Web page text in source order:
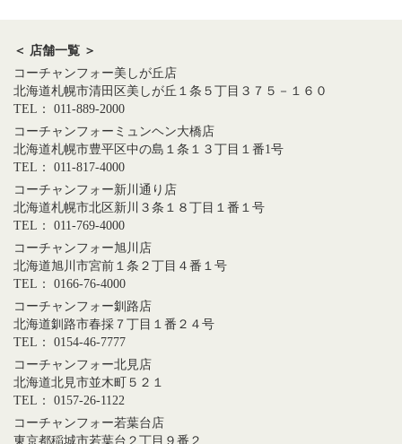
＜ 店舗一覧 ＞
コーチャンフォー美しが丘店
北海道札幌市清田区美しが丘１条５丁目３７５－１６０
TEL： 011-889-2000
コーチャンフォーミュンヘン大橋店
北海道札幌市豊平区中の島１条１３丁目１番1号
TEL： 011-817-4000
コーチャンフォー新川通り店
北海道札幌市北区新川３条１８丁目１番１号
TEL： 011-769-4000
コーチャンフォー旭川店
北海道旭川市宮前１条２丁目４番１号
TEL： 0166-76-4000
コーチャンフォー釧路店
北海道釧路市春採７丁目１番２４号
TEL： 0154-46-7777
コーチャンフォー北見店
北海道北見市並木町５２１
TEL： 0157-26-1122
コーチャンフォー若葉台店
東京都稲城市若葉台２丁目９番２